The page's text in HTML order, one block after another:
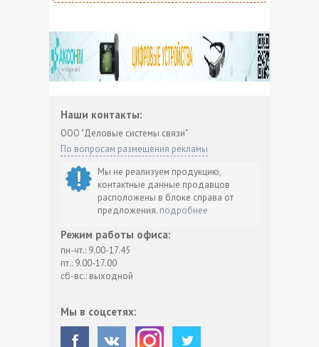
Наши контакты:
ООО "Деловые системы связи"
По вопросам размещения рекламы
Мы не реализуем продукцию,
контактные данные продавцов
расположены в блоке справа от
предложения. подробнее
Режим работы офиса:
пн-чт.: 9.00-17.45
пт.: 9.00-17.00
сб-вс.: выходной
Мы в соцсетях: